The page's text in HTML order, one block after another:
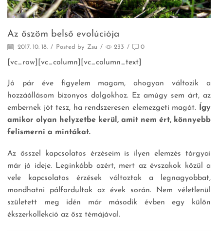
Az őszöm belső evolúciója
2017. 10. 18. / Posted by Zsu / 233 / 0
[vc_row][vc_column][vc_column_text]
Jó pár éve figyelem magam, ahogyan változik a
hozzáállásom bizonyos dolgokhoz. Ez amúgy sem árt, az
embernek jót tesz, ha rendszeresen elemezgeti magát. Így
amikor olyan helyzetbe kerül, amit nem ért, könnyebb
felismerni a mintákat.
Az ősszel kapcsolatos érzéseim is ilyen elemzés tárgyai
már jó ideje. Leginkább azért, mert az évszakok közül a
vele kapcsolatos érzések változtak a legnagyobbat,
mondhatni pálfordultak az évek során. Nem véletlenül
született meg idén már második évben egy külön
ékszerkollekció az ősz témájával.